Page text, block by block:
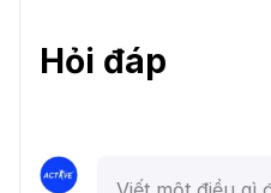
Hỏi đáp